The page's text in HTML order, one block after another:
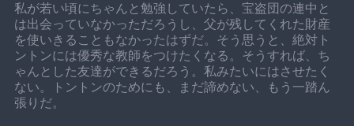
私が若い頃にちゃんと勉強していたら、宝盗団の連中と
は出会っていなかっただろうし、父が残してくれた財産
を使いきることもなかったはずだ。そう思うと、絶対ト
ントンには優秀な教師をつけたくなる。そうすれば、ち
ゃんとした友達ができるだろう。私みたいにはさせたく
ない。トントンのためにも、まだ諦めない、もう一踏ん
張りだ。